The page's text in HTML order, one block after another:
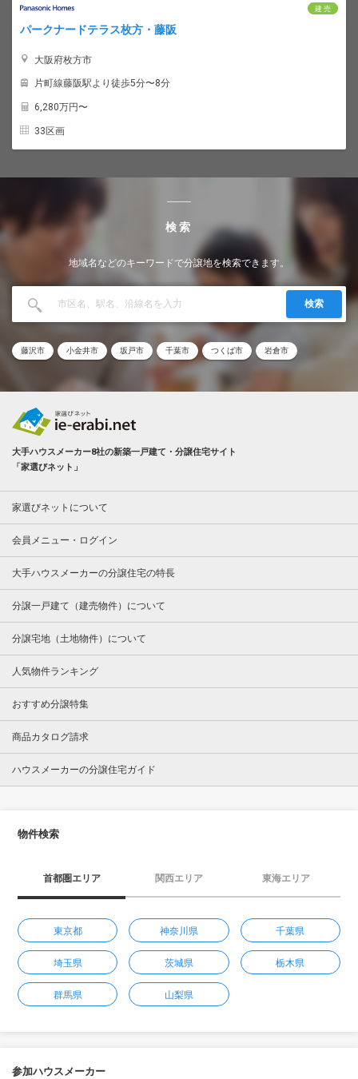
建 売
パークナードテラス枚方・藤阪
大阪府枚方市
片町線藤阪駅より徒歩5分〜8分
6,280万円〜
33区画
検索
地域名などのキーワードで分譲地を検索できます。
検索
藤沢市 小金井市 坂戸市 千葉市 つくば市 岩倉市
大手ハウスメーカー8社の新築一戸建て・分譲住宅サイト
「家選びネット」
家選びネットについて
会員メニュー・ログイン
大手ハウスメーカーの分譲住宅の特長
分譲一戸建て（建売物件）について
分譲宅地（土地物件）について
人気物件ランキング
おすすめ分譲特集
商品カタログ請求
ハウスメーカーの分譲住宅ガイド
物件検索
首都圏エリア 関西エリア 東海エリア
東京都 神奈川県 千葉県
埼玉県 茨城県 栃木県
群馬県 山梨県
参加ハウスメーカー